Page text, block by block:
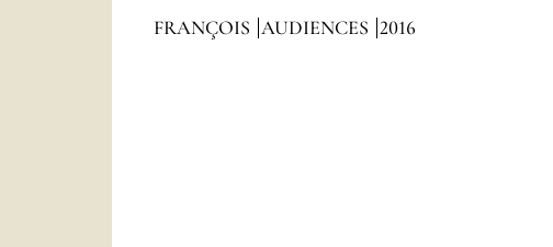
FRANÇOIS AUDIENCES 2016